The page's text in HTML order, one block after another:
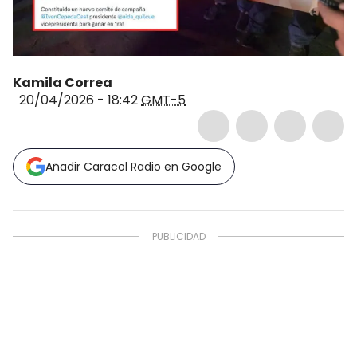
Kamila Correa
20/04/2026 - 18:42GMT-5
Añadir Caracol Radio en Google